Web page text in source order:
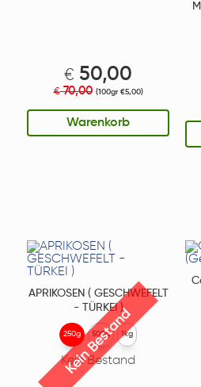
€ 50,00
€70,00 (100gr €5,00)
Warenkorb
APRIKOSEN ( GESCHWEFELT
- TÜRKEI )
250g
Kein Bestand
Kein Bestand
500g 1kg